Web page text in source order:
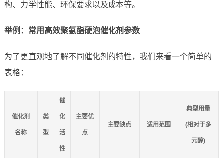
构、力学性能、环保要求以及成本等。
举例：常用高效聚氨酯硬泡催化剂参数
为了更直观地了解不同催化剂的特性，我们来看一个简单的
表格：
催化剂
名称
类
型
催
化
活
性
主要优
点
主要缺点 适用范围
典型用量
(相对于多
元醇)